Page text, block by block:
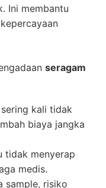
Ini membantu
seragam
kali tidak
biaya jangka
tidak menyerap
medis.
sample, risiko